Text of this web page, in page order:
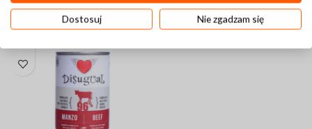
11,00zł 11,00zł
WYPRZEDANE
Dostosuj Nie zgadzam się